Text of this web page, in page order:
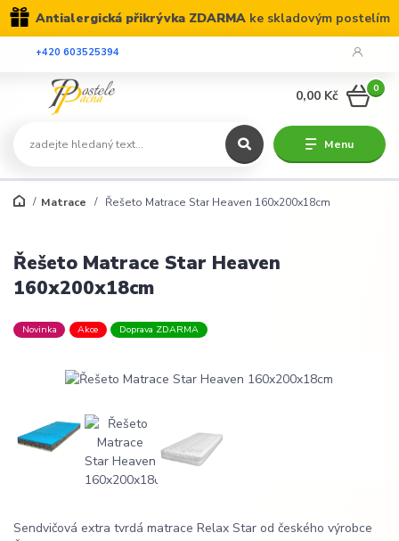
Antialergická přikrývka ZDARMAke skladovým postelím
Menu
+420 603525394
0
0,00 Kč
Matrace Řešeto Matrace Star Heaven 160x200x18cm
Řešeto Matrace Star Heaven
160x200x18cm
Novinka Akce Doprava ZDARMA
Sendvičová extra tvrdá matrace Relax Star od českého výrobce